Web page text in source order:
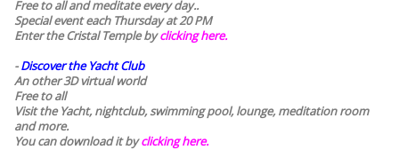
Free to all and meditate every day..
Special event each Thursday at 20 PM
Enter the Cristal Temple byclicking here.
-Discover the Yacht Club
An other 3D virtual world
Free to all
Visit the Yacht, nightclub, swimming pool, lounge, meditation room
and more.
You can download it byclicking here.